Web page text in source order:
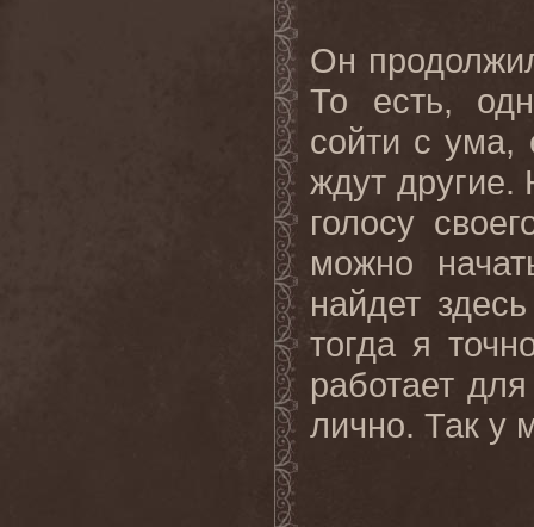
Он
То есть,
сойти с ума,
ждут другие.
голосу
можно
найдет
тогда я
работает
лично. Так у